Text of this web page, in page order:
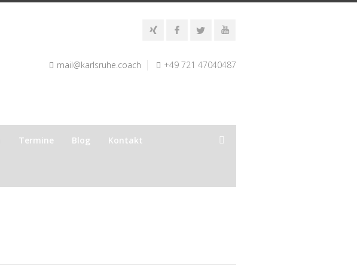
mail@karlsruhe.coach +49 721 47040487
Termine Blog Kontakt